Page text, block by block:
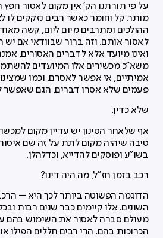
על פי תורתנו הק' אין מקום לאסור חפץ
מותר. קל וחומר כאשר רבים נזקקים לו
ההולכים ומתרבים מיום ליום, קשה
לאסור אותם. וזה ברור שבוודאי אם יש
ואינו מיועד אלא לדברים האסורים,
משא"כ מכשירים אלו המיועדים
אמיתיים, אי אפשר לאסרם. וכמו
פעמים שלא אסרו דברים, הגם
שלא כדין.
אף שלאחר הסינון יש עדיין מקום
סיבה שיהיה מקום לתת על זה שם
בשו"ע ופוסקים להדייא, וכדלהלן.
רכב בזמן חז"ל, מה היה דינו?
הדוגמה הפשוטה ביותר לכך היא –
השונים. אלו קיימים כבר שנים רבות
מעולם סברה לאסור את השימוש בהם
הכרוכות בהם. הרי רבים חללים הפילו